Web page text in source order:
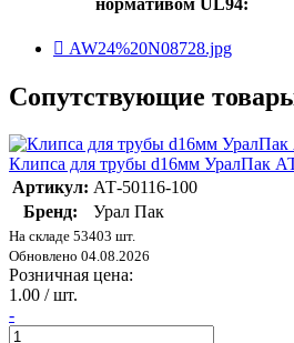
AW24%20N08728.jpg
Сопутствующие
Клипса для трубы d16мм УралПак
Артикул: АТ-50116-100
Бренд:
Урал Пак
На складе 53403 шт.
Обновлено 04.08.2026
Розничная цена:
1.00 / шт.
-